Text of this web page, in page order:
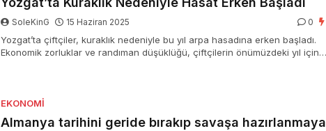
SoleKinG 15 Haziran 2025 0
Yozgat’ta çiftçiler, kuraklık nedeniyle bu yıl arpa hasadına erken başladı.
Ekonomik zorluklar ve randıman düşüklüğü, çiftçilerin önümüzdeki yıl için
EKONOMI
Almanya tarihini geride bırakıp savaşa hazırlanmaya